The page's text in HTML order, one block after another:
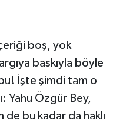
boş, yok
baskıyla böyle
İşte şimdi tam o
Yahu Özgür Bey,
de bu kadar da haklı